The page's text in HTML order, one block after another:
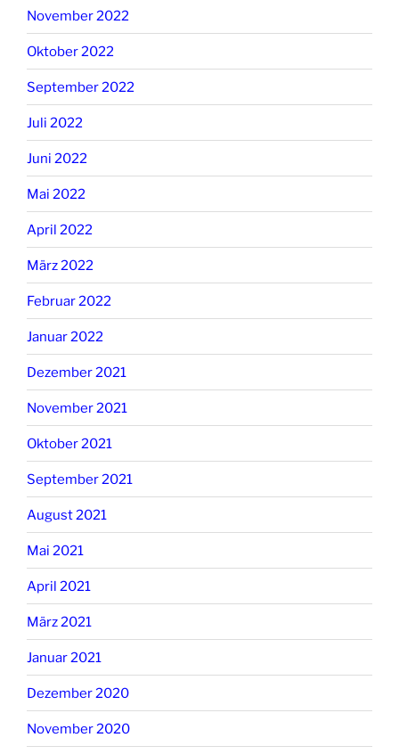
November 2022
Oktober 2022
September 2022
Juli 2022
Juni 2022
Mai 2022
April 2022
März 2022
Februar 2022
Januar 2022
Dezember 2021
November 2021
Oktober 2021
September 2021
August 2021
Mai 2021
April 2021
März 2021
Januar 2021
Dezember 2020
November 2020